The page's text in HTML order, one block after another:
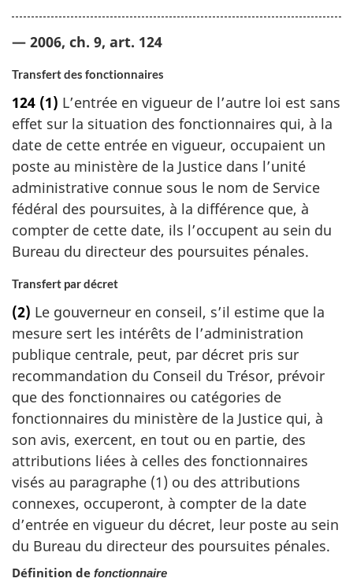
— 2006, ch. 9, art. 124
Transfert des fonctionnaires
124 (1) L’entrée en vigueur de l’autre loi est sans
effet sur la situation des fonctionnaires qui, à la
date de cette entrée en vigueur, occupaient un
poste au ministère de la Justice dans l’unité
administrative connue sous le nom de Service
fédéral des poursuites, à la différence que, à
compter de cette date, ils l’occupent au sein du
Bureau du directeur des poursuites pénales.
Transfert par décret
(2) Le gouverneur en conseil, s’il estime que la
mesure sert les intérêts de l’administration
publique centrale, peut, par décret pris sur
recommandation du Conseil du Trésor, prévoir
que des fonctionnaires ou catégories de
fonctionnaires du ministère de la Justice qui, à
son avis, exercent, en tout ou en partie, des
attributions liées à celles des fonctionnaires
visés au paragraphe (1) ou des attributions
connexes, occuperont, à compter de la date
d’entrée en vigueur du décret, leur poste au sein
du Bureau du directeur des poursuites pénales.
Définition de fonctionnaire